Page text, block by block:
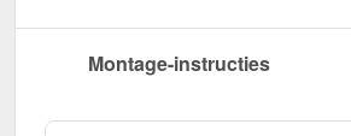
Montage-instructies